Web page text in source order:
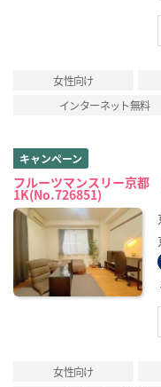
女性向け
インターネット無料
キャンペーン
フルーツマンスリー京都
1K(No.726851)
女性向け